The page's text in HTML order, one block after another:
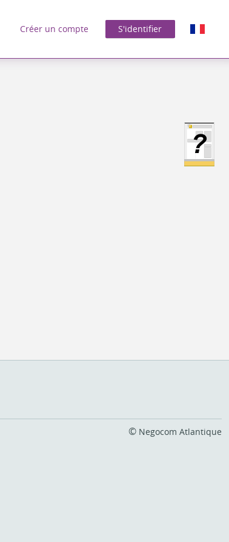
Créer un compte S'identifier
© Negocom Atlantique